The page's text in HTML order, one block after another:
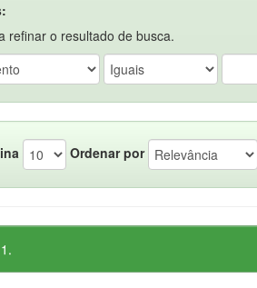
refinar o resultado de busca.
Ordenar por